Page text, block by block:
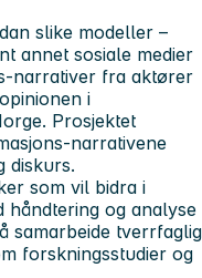
slike modeller –
annet sosiale medier
narrativer fra aktører
i
Prosjektet
narrativene
diskurs.
som vil bidra i
håndtering og analyse
samarbeide tverrfaglig
forskningsstudier og